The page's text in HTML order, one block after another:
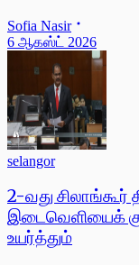
Sofia Nasir
6 ஆகஸ்ட் 2026
selangor
2-வது சிலாங்கூர்
இடைவெளியைக்
உயர்த்தும்